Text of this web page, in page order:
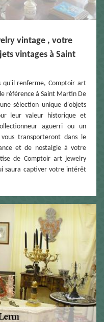
vintage , votre
vintages à Saint
qu'il renferme, Comptoir art
référence à Saint Martin De
sélection unique d'objets
leur valeur historique et
aguerri ou un
transporteront dans le
et de nostalgie à votre
de Comptoir art jewelry
saura captiver votre intérêt